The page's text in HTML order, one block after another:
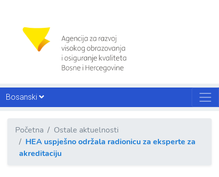
Bosanski
Početna
Ostale aktuelnosti
HEA uspješno održala radionicu za eksperte za
akreditaciju